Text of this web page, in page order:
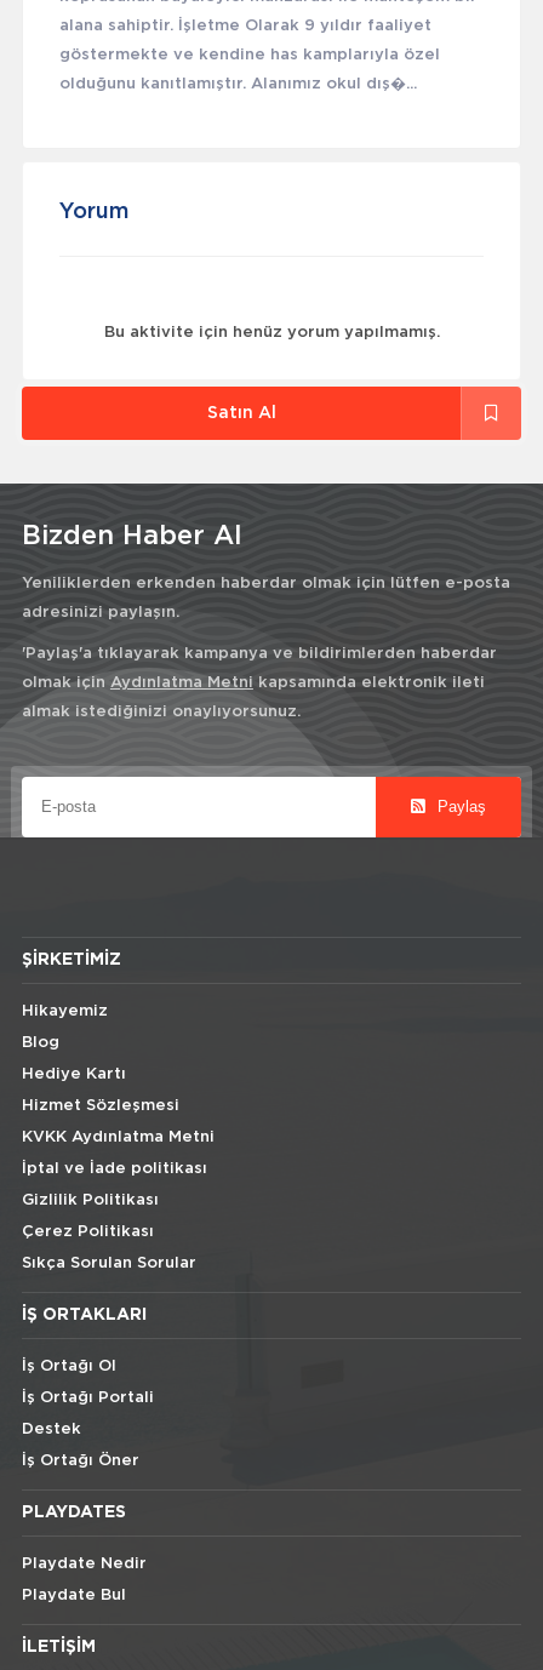
alana sahiptir. İşletme Olarak 9 yıldır faaliyet
göstermekte ve kendine has kamplarıyla özel
olduğunu kanıtlamıştır. Alanımız okul dış�...
Yorum
Bu aktivite için henüz yorum yapılmamış.
Satın Al
Bizden Haber Al
Yeniliklerden erkenden haberdar olmak için lütfen e-posta
adresinizi paylaşın.
'Paylaş'a tıklayarak kampanya ve bildirimlerden haberdar
olmak için Aydınlatma Metni kapsamında elektronik ileti
almak istediğinizi onaylıyorsunuz.
Paylaş
ŞIRKETIMIZ
Hikayemiz
Blog
Hediye Kartı
Hizmet Sözleşmesi
KVKK Aydınlatma Metni
İptal ve İade politikası
Gizlilik Politikası
Çerez Politikası
Sıkça Sorulan Sorular
İŞ ORTAKLARI
İş Ortağı Ol
İş Ortağı Portali
Destek
İş Ortağı Öner
PLAYDATES
Playdate Nedir
Playdate Bul
İLETIŞIM